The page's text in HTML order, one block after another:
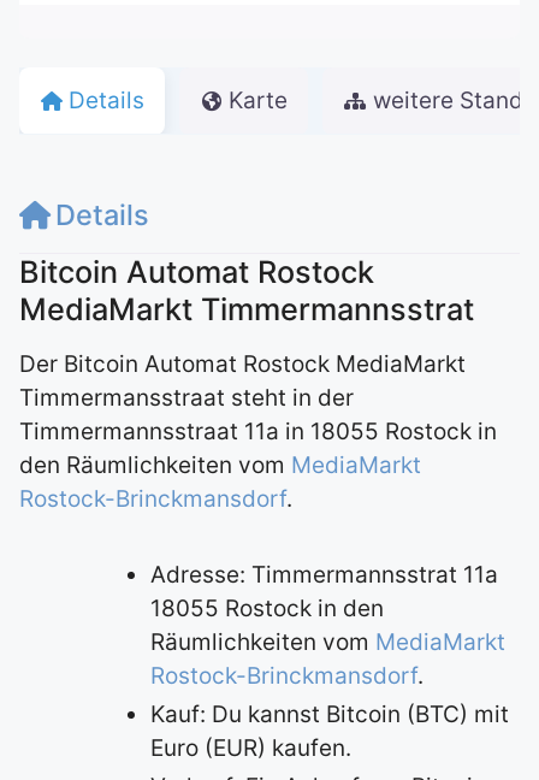
Details Karte weitere
Details
Bitcoin Automat Rostock
MediaMarkt Timmermannsstrat
Der Bitcoin Automat Rostock MediaMarkt
Timmermansstraat steht in der
Timmermannsstraat 11a in 18055 Rostock in
den Räumlichkeiten vom MediaMarkt
Rostock-Brinckmansdorf.
Adresse: Timmermannsstrat 11a
18055 Rostock in den
Räumlichkeiten vom MediaMarkt
Rostock-Brinckmansdorf.
Kauf: Du kannst Bitcoin (BTC) mit
Euro (EUR) kaufen.